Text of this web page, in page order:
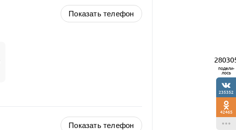
Показать телефон
Показать телефон
подели-
лось
235352
42465